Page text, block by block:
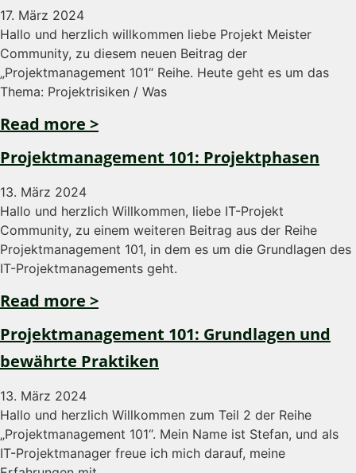
17. März 2024
Hallo und herzlich willkommen liebe Projekt Meister
Community, zu diesem neuen Beitrag der
„Projektmanagement 101“ Reihe. Heute geht es um das
Thema: Projektrisiken / Was
Read more >
Projektmanagement 101: Projektphasen
13. März 2024
Hallo und herzlich Willkommen, liebe IT-Projekt
Community, zu einem weiteren Beitrag aus der Reihe
Projektmanagement 101, in dem es um die Grundlagen des
IT-Projektmanagements geht.
Read more >
Projektmanagement 101: Grundlagen und
bewährte Praktiken
13. März 2024
Hallo und herzlich Willkommen zum Teil 2 der Reihe
„Projektmanagement 101“. Mein Name ist Stefan, und als
IT-Projektmanager freue ich mich darauf, meine